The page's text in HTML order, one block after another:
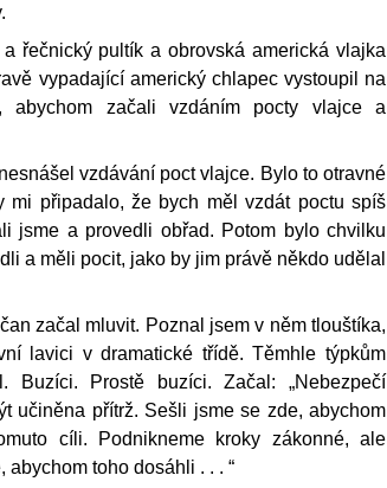
řečnický pultík a obrovská americká vlajka
vypadající americký chlapec vystoupil na
abychom začali vzdáním pocty vlajce a
vzdávání poct vlajce. Bylo to otravné
mi připadalo, že bych měl vzdát poctu spíš
jsme a provedli obřad. Potom bylo chvilku
a měli pocit, jako by jim právě někdo udělal
začal mluvit. Poznal jsem v něm tlouštíka,
lavici v dramatické třídě. Těmhle týpkům
Buzíci. Prostě buzíci. Začal: „Nebezpečí
učiněna přítrž. Sešli jsme se zde, abychom
cíli. Podnikneme kroky zákonné, ale
abychom toho dosáhli . . . “